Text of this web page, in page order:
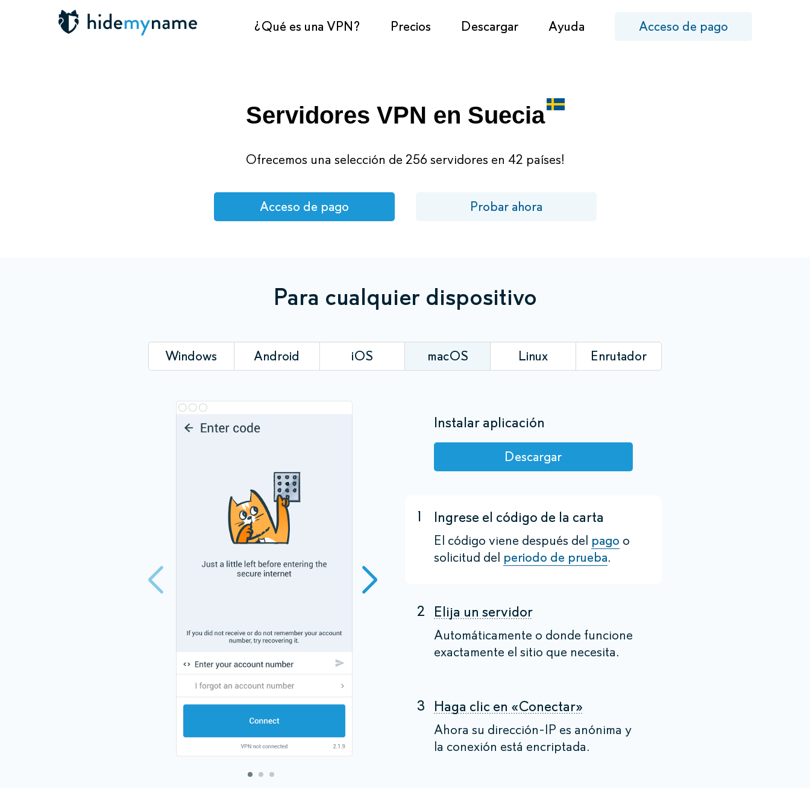
¿Qué es una VPN? Precios Descargar Ayuda Acceso de pago
Servidores VPN en Suecia
Ofrecemos una selección de 256 servidores en 42 países!
Acceso de pago Probar ahora
Para cualquier dispositivo
Windows Android iOS macOS Linux Enrutador
Instalar aplicación
Descargar
1 Ingrese el código de la carta
El código viene después del pago o
solicitud del periodo de prueba.
2 Elija un servidor
Automáticamente o donde funcione
exactamente el sitio que necesita.
3 Haga clic en «Conectar»
Ahora su dirección-IP es anónima y
la conexión está encriptada.